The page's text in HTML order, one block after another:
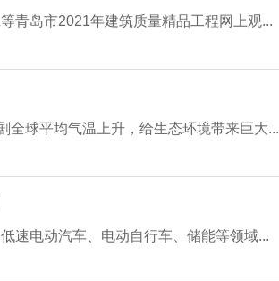
青岛市2021年建筑质量精品工程网上观...
全球平均气温上升，给生态环境带来巨大...
速电动汽车、电动自行车、储能等领域...